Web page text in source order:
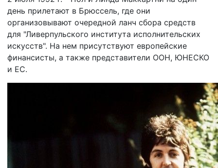
день прилетают в Брюссель, где они
организовывают очередной ланч сбора средств
для "Ливерпульского института исполнительских
искусств". На нем присутствуют европейские
финансисты, а также представители ООН, ЮНЕСКО
и ЕС.